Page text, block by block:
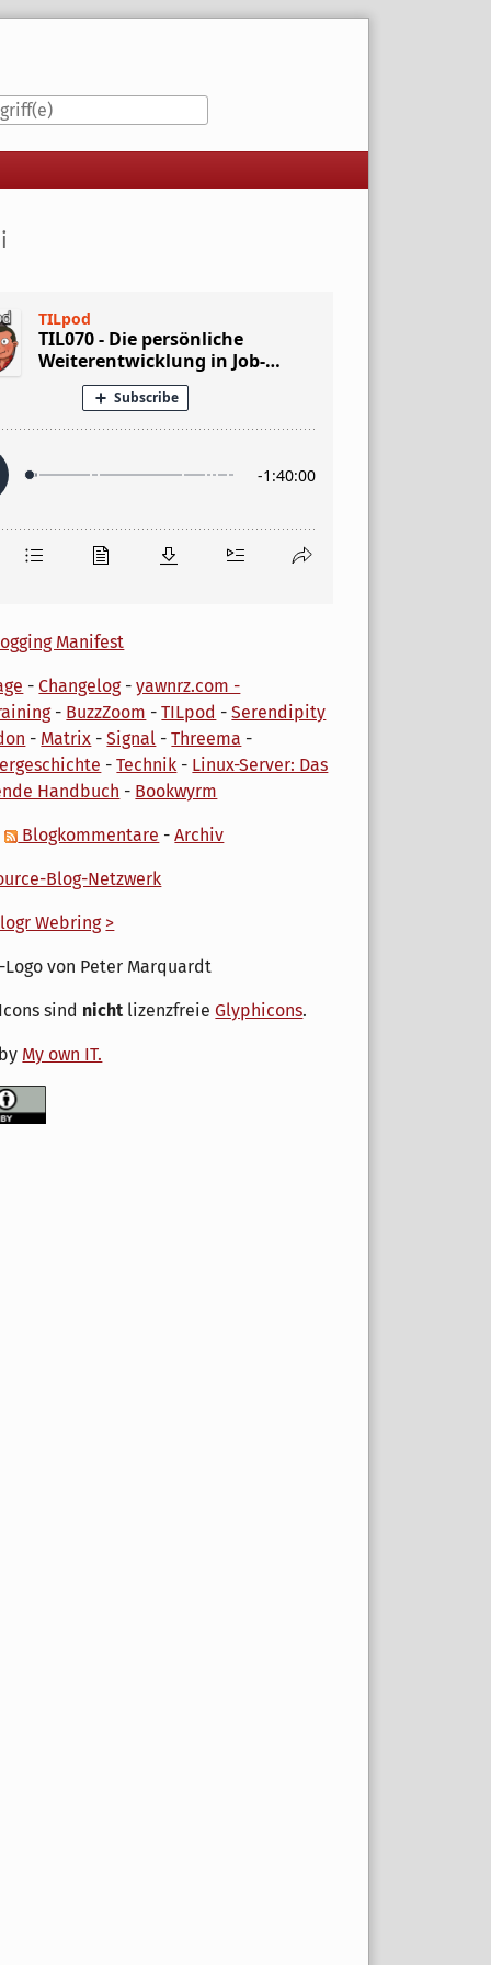
Manifest
-Changelog-yawnrz.com -
- BuzzZoom -TILpod -Serendipity
- Matrix -Signal -Threema -
-Technik - Linux-Server: Das
Handbuch - Bookwyrm
Blogkommentare -Archiv
Blog-Netzwerk
Webring >
Logo von Peter Marquardt
sind nicht lizenzfreieGlyphicons.
My own IT.